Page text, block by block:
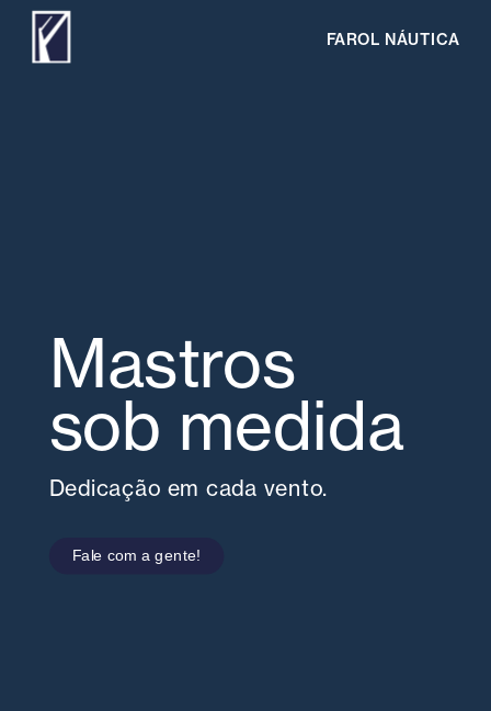
FAROL NÁUTICA
Fale com a gente!
Mastros
sob medida
Dedicação em cada vento.